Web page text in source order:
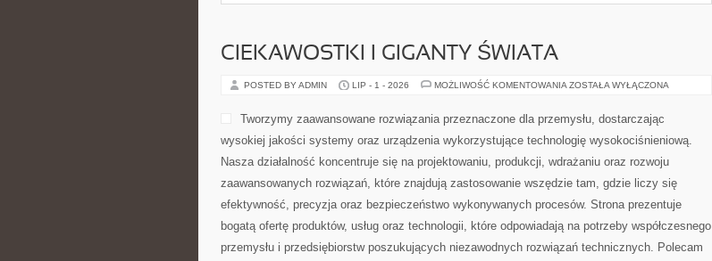
CIEKAWOSTKI I GIGANTY ŚWIATA
POSTED BY ADMIN LIP - 1 - 2026 MOŻLIWOŚĆ KOMENTOWANIA CIEKAWOSTKI
ŚWIATA
ZOSTAŁA WYŁĄCZONA
Tworzymy zaawansowane rozwiązania przeznaczone dla przemysłu, dostarczając
wysokiej jakości systemy oraz urządzenia wykorzystujące technologię wysokociśnieniową.
Nasza działalność koncentruje się na projektowaniu, produkcji, wdrażaniu oraz rozwoju
zaawansowanych rozwiązań, które znajdują zastosowanie wszędzie tam, gdzie liczy się
efektywność, precyzja oraz bezpieczeństwo wykonywanych procesów. Strona prezentuje
bogatą ofertę produktów, usług oraz technologii, które odpowiadają na potrzeby współczesnego
przemysłu i przedsiębiorstw poszukujących niezawodnych rozwiązań technicznych. Polecam